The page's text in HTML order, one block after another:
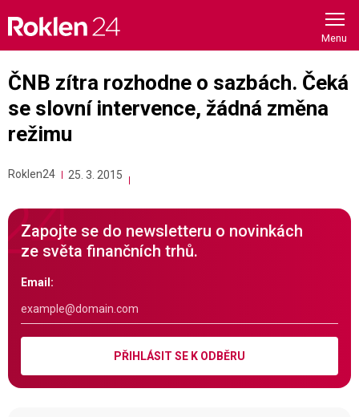
content
ČNB zítra rozhodne o sazbách. Čeká
se slovní intervence, žádná změna
režimu
Roklen24 25. 3. 2015
Zapojte se do newsletteru o novinkách
ze světa finančních trhů.
Email:
PŘIHLÁSIT SE K ODBĚRU